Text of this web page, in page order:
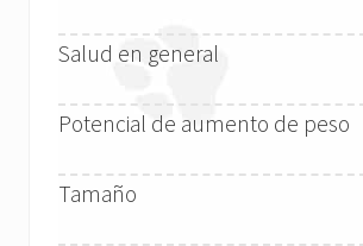
Salud en general
Potencial de aumento de peso
Tamaño